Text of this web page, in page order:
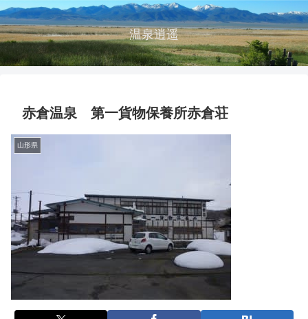
温泉逍遥
赤倉温泉 第一貨物保養所赤倉荘
山形県